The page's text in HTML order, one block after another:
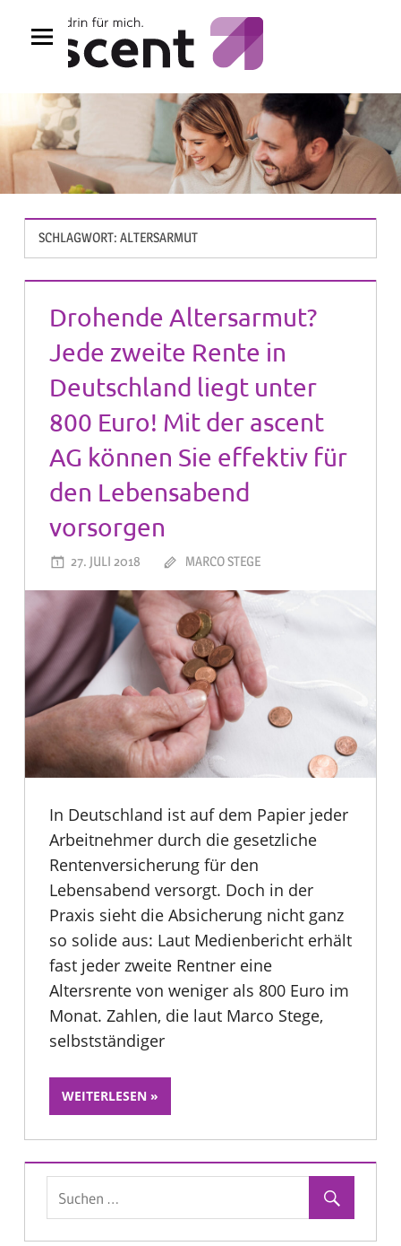
Inhalt
SCHLAGWORT: ALTERSARMUT
Drohende Altersarmut?
Jede zweite Rente in
Deutschland liegt unter
800 Euro! Mit der ascent
AG können Sie effektiv für
den Lebensabend
vorsorgen
27. JULI 2018 MARCO STEGE
In Deutschland ist auf dem Papier jeder
Arbeitnehmer durch die gesetzliche
Rentenversicherung für den
Lebensabend versorgt. Doch in der
Praxis sieht die Absicherung nicht ganz
so solide aus: Laut Medienbericht erhält
fast jeder zweite Rentner eine
Altersrente von weniger als 800 Euro im
Monat. Zahlen, die laut Marco Stege,
selbstständiger
WEITERLESEN